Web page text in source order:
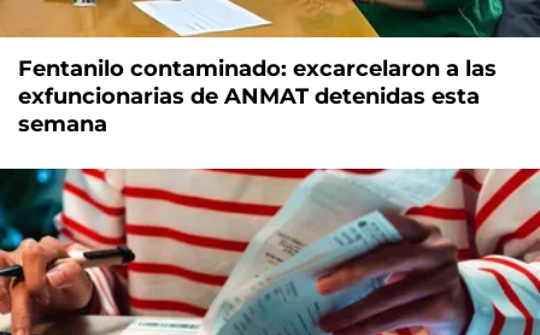
Fentanilo contaminado: excarcelaron a las
exfuncionarias de ANMAT detenidas esta
semana